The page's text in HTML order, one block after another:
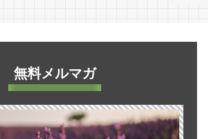
無料メルマガ